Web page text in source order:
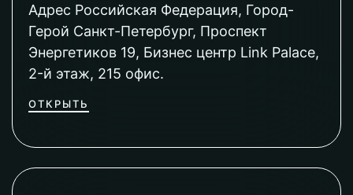
Адрес Российская Федерация, Город-
Герой Санкт-Петербург, Проспект
Энергетиков 19, Бизнес центр Link Palace,
2-й этаж, 215 офис.
ОТКРЫТЬ